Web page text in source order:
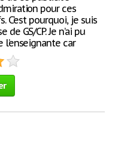
pour ces
pourquoi, je suis
GS/CP. Je n’ai pu
car